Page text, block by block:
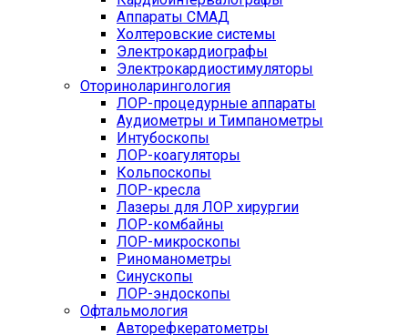
Аппараты СМАД
Холтеровские системы
Электрокардиографы
Электрокардиостимуляторы
Оториноларингология
ЛОР-процедурные аппараты
Аудиометры и Тимпанометры
Интубоскопы
ЛОР-коагуляторы
Кольпоскопы
ЛОР-кресла
Лазеры для ЛОР хирургии
ЛОР-комбайны
ЛОР-микроскопы
Риноманометры
Синускопы
ЛОР-эндоскопы
Офтальмология
Авторефкератометры